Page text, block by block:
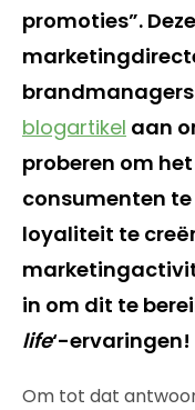
promoties”.
brandmanagers
blogartikel aan
proberen om
consumenten te
loyaliteit te
in om dit te
life‘-ervaringen!
Om tot dat